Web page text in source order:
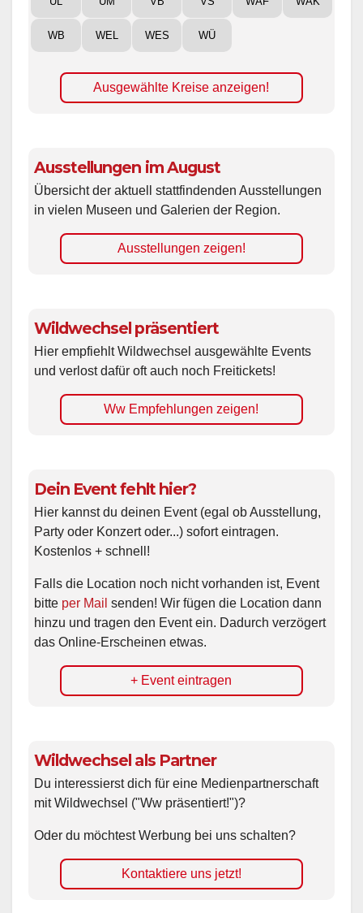
WB WEL WES WÜ
Ausgewählte Kreise anzeigen!
Ausstellungen im August
Übersicht der aktuell stattfindenden Ausstellungen
in vielen Museen und Galerien der Region.
Ausstellungen zeigen!
Wildwechsel präsentiert
Hier empfiehlt Wildwechsel ausgewählte Events
und verlost dafür oft auch noch Freitickets!
Ww Empfehlungen zeigen!
Dein Event fehlt hier?
Hier kannst du deinen Event (egal ob Ausstellung,
Party oder Konzert oder...) sofort eintragen.
Kostenlos + schnell!
Falls die Location noch nicht vorhanden ist, Event
bitte per Mail senden! Wir fügen die Location dann
hinzu und tragen den Event ein. Dadurch verzögert
das Online-Erscheinen etwas.
+ Event eintragen
Wildwechsel als Partner
Du interessierst dich für eine Medienpartnerschaft
mit Wildwechsel ("Ww präsentiert!")?
Oder du möchtest Werbung bei uns schalten?
Kontaktiere uns jetzt!